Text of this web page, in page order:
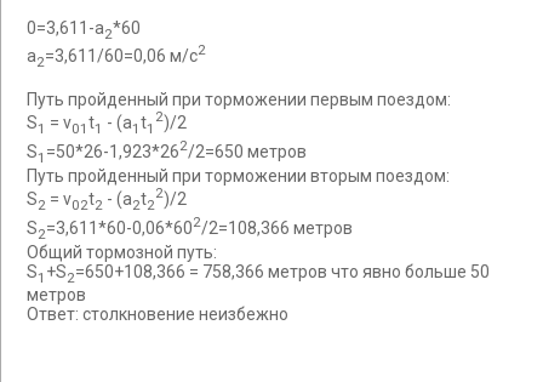
0=3,611-a2*60
a2=3,611/60=0,06 м/с2
Путь пройденный при торможении первым поездом:
S1 = v01 t1 - (a1 t1
2)/2
S1 =50*26-1,923*262/2=650 метров
Путь пройденный при торможении вторым поездом:
S2 = v02t2 - (a2t2
2)/2
S2=3,611*60-0,06*602/2=108,366 метров
Общий тормозной путь:
S1 +S2=650+108,366 = 758,366 метров что явно больше 50
метров
Ответ: столкновение неизбежно